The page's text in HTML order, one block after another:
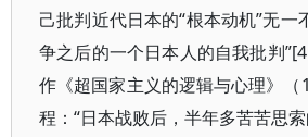
己批判近代日本的“根本动机”无一
争之后的一个日本人的自我批判
作《超国家主义的逻辑与心理》（
程：“日本战败后，半年多苦苦思